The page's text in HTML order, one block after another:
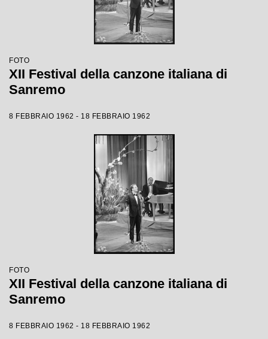
FOTO
XII Festival della canzone italiana di
Sanremo
8 FEBBRAIO 1962 - 18 FEBBRAIO 1962
FOTO
XII Festival della canzone italiana di
Sanremo
8 FEBBRAIO 1962 - 18 FEBBRAIO 1962